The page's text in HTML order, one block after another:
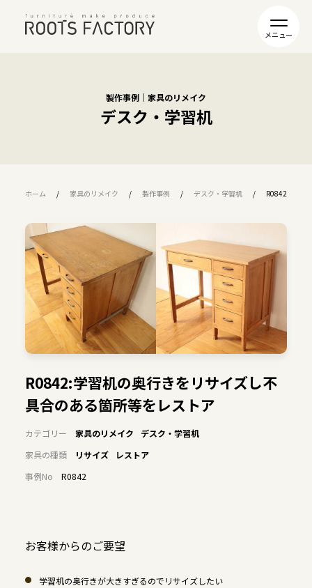
製作事例｜家具のリメイク
デスク・学習机
ホーム 家具のリメイク 製作事例 デスク・学習机 R0842:学習
R0842:学習机の奥行きをリサイズし不
具合のある箇所等をレストア
カテゴリー 家具のリメイク
デスク・学習机
家具の種類
リサイズ
レストア
事例No
R0842
お客様からのご要望
学習机の奥行きが大きすぎるのでリサイズしたい